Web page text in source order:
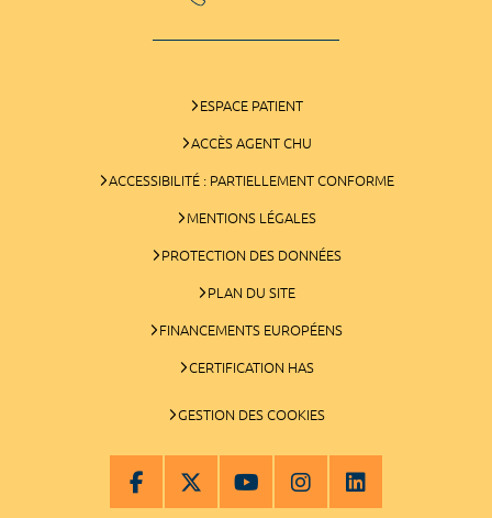
ESPACE PATIENT
ACCÈS AGENT CHU
ACCESSIBILITÉ : PARTIELLEMENT CONFORME
MENTIONS LÉGALES
PROTECTION DES DONNÉES
PLAN DU SITE
FINANCEMENTS EUROPÉENS
CERTIFICATION HAS
GESTION DES COOKIES